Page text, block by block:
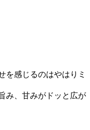
を感じるのはやはりミ
み、甘みがドッと広が